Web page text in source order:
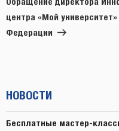
центра «Мой
Федерации
НОВОСТИ
Бесплатные мастер-